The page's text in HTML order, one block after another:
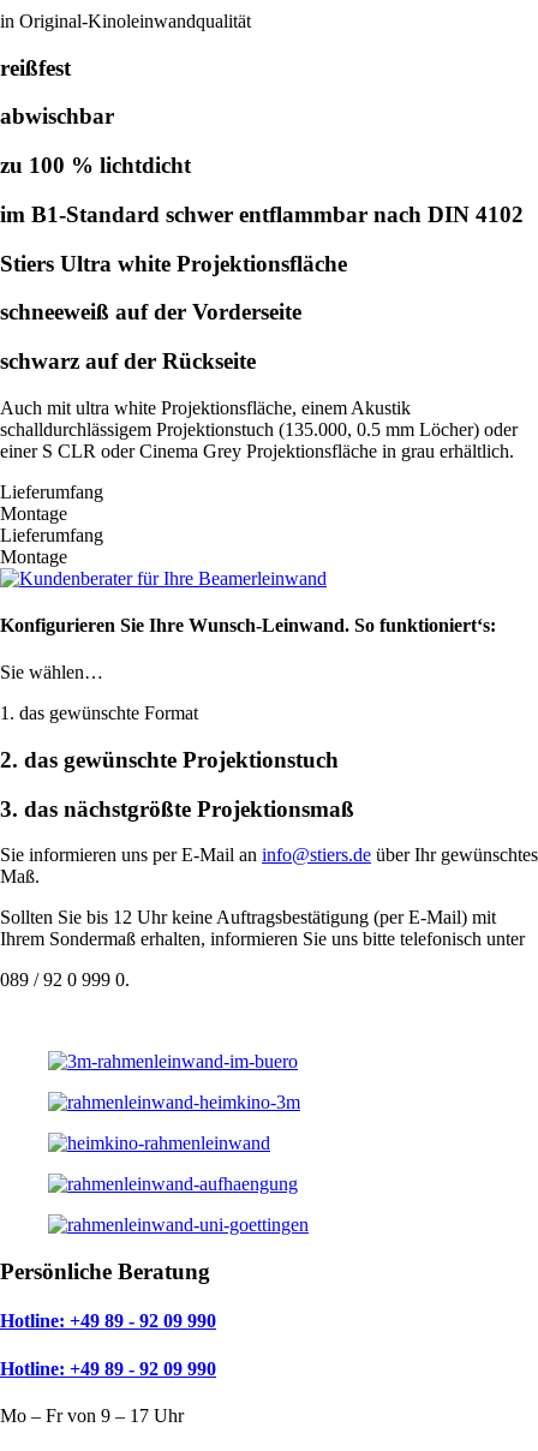
in Original-Kinoleinwandqualität
reißfest
abwischbar
zu 100 % lichtdicht
im B1-Standard schwer entflammbar nach DIN 4102
Stiers Ultra white Projektionsfläche
schneeweiß auf der Vorderseite
schwarz auf der Rückseite
Auch mit ultra white Projektionsfläche, einem Akustik
schalldurchlässigem Projektionstuch (135.000, 0.5 mm Löcher) oder
einer S CLR oder Cinema Grey Projektionsfläche in grau erhältlich.
Lieferumfang
Montage
Lieferumfang
Montage
Konfigurieren Sie Ihre Wunsch-Leinwand. So funktioniert‘s:
Sie wählen…
1. das gewünschte Format
2. das gewünschte Projektionstuch
3. das nächstgrößte Projektionsmaß
Sie informieren uns per E-Mail an info@stiers.de über Ihr gewünschtes
Maß.
Sollten Sie bis 12 Uhr keine Auftragsbestätigung (per E-Mail) mit
Ihrem Sondermaß erhalten, informieren Sie uns bitte telefonisch unter
089 / 92 0 999 0.
Persönliche Beratung
Hotline: +49 89 - 92 09 990
Hotline: +49 89 - 92 09 990
Mo – Fr von 9 – 17 Uhr